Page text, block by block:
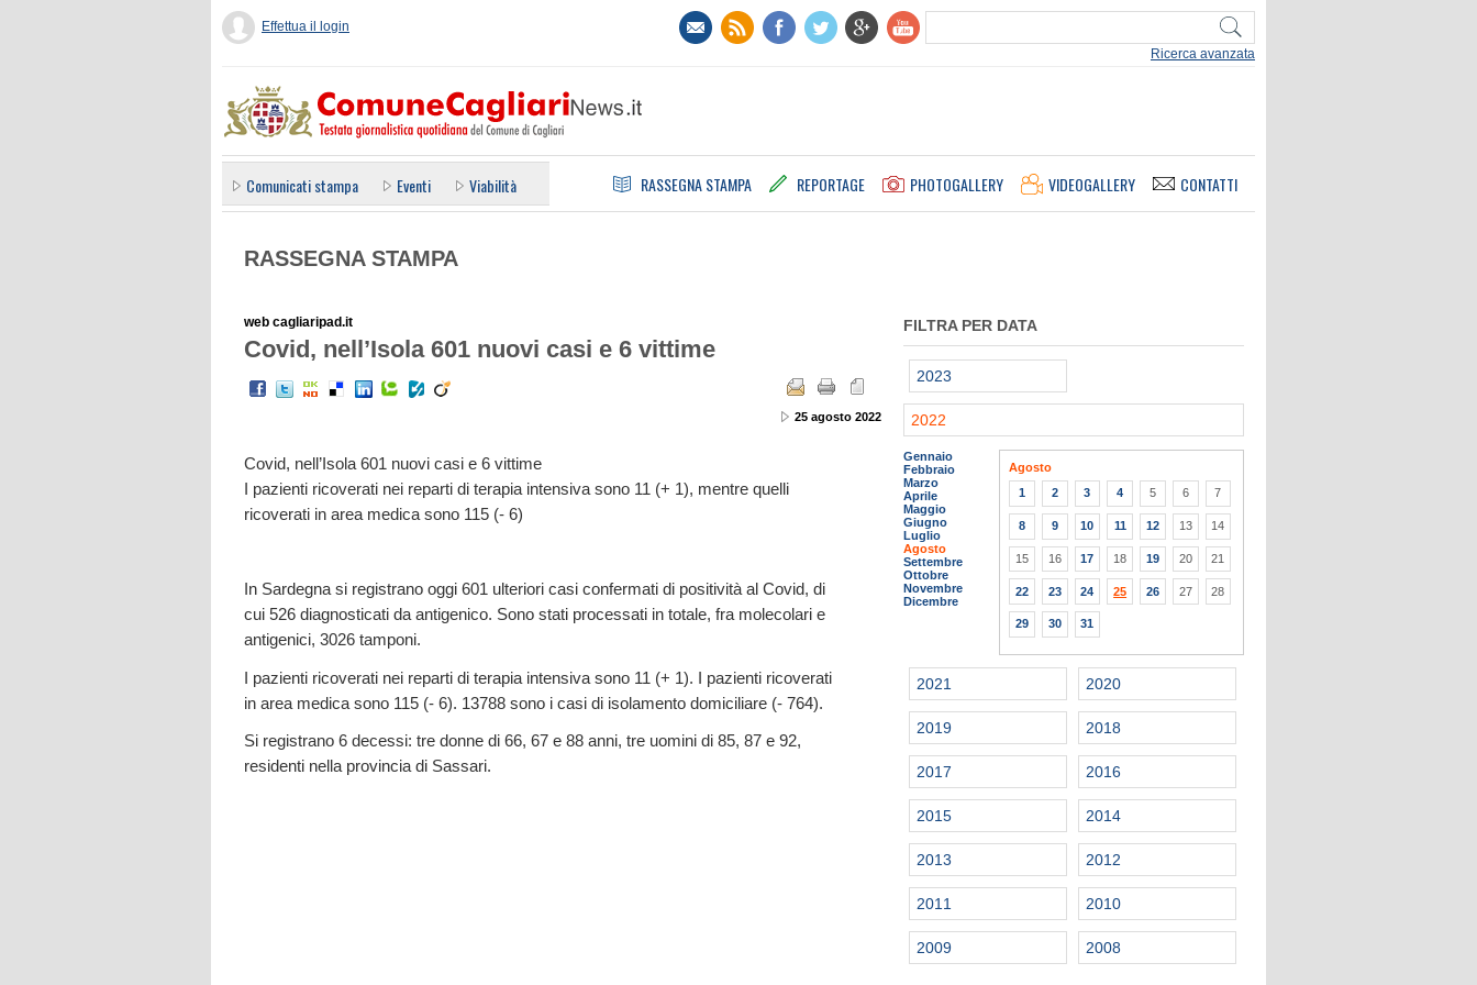
Ricerca avanzata
Effettua il login
Comunicati stampa Eventi Viabilità RASSEGNA STAMPA REPORTAGE PHOTOGALLERY VIDEOGALLERY CONTATTI
RASSEGNA STAMPA
web cagliaripad.it
Covid, nell’Isola 601 nuovi casi e 6 vittime
25 agosto 2022
Covid, nell’Isola 601 nuovi casi e 6 vittime
I pazienti ricoverati nei reparti di terapia intensiva sono 11 (+ 1), mentre quelli
ricoverati in area medica sono 115 (- 6)
In Sardegna si registrano oggi 601 ulteriori casi confermati di positività al Covid, di
cui 526 diagnosticati da antigenico. Sono stati processati in totale, fra molecolari e
antigenici, 3026 tamponi.
I pazienti ricoverati nei reparti di terapia intensiva sono 11 (+ 1). I pazienti ricoverati
in area medica sono 115 (- 6). 13788 sono i casi di isolamento domiciliare (- 764).
Si registrano 6 decessi: tre donne di 66, 67 e 88 anni, tre uomini di 85, 87 e 92,
residenti nella provincia di Sassari.
FILTRA PER DATA
2023
2022
Gennaio
Febbraio
Marzo
Aprile
Maggio
Giugno
Luglio
Agosto
Settembre
Ottobre
Novembre
Dicembre
Agosto
1
2 3 4 5 6 7
8 9 10 11 12 13 14
15 16 17 18 19 20 21
22 23 24 25 26 27 28
29 30 31
2021 2020
2019 2018
2017 2016
2015 2014
2013 2012
2011 2010
2009 2008